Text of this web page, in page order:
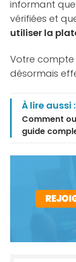
informant
vérifiées et
utiliser la
Votre compte
désormais
À lire aussi :
Comment
guide